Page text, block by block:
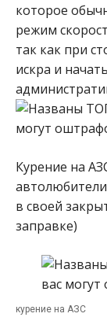
которое
режим
так как при
искра и
Курение на
в своей
заправке)
курение на АЗС